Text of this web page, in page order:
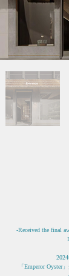
-Received the final
「Emperor Oyster